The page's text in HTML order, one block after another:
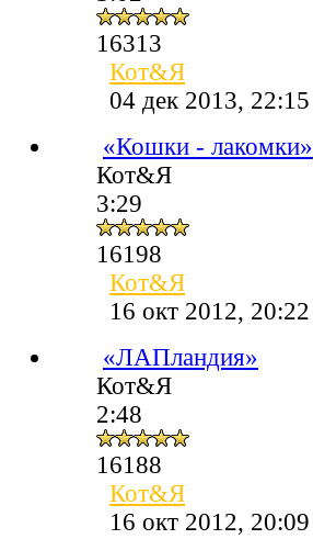
16313
Кот&Я
04 дек 2013, 22:15
«Кошки - лакомки»
Кот&Я
3:29
16198
Кот&Я
16 окт 2012, 20:22
«ЛАПландия»
Кот&Я
2:48
16188
Кот&Я
16 окт 2012, 20:09